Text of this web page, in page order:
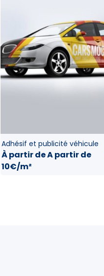
Adhésif et publicité véhicule
À partir deA partir de
10€/m²